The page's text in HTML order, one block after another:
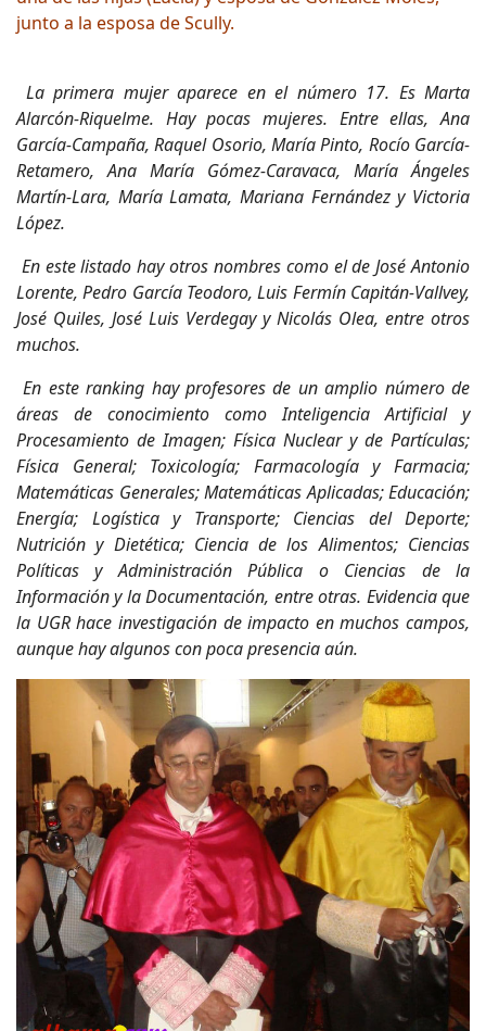
junto a la esposa de Scully.
La primera mujer aparece en el número 17. Es Marta
Alarcón-Riquelme. Hay pocas mujeres. Entre ellas, Ana
García-Campaña, Raquel Osorio, María Pinto, Rocío García-
Retamero, Ana María Gómez-Caravaca, María Ángeles
Martín-Lara, María Lamata, Mariana Fernández y Victoria
López.
En este listado hay otros nombres como el de José Antonio
Lorente, Pedro García Teodoro, Luis Fermín Capitán-Vallvey,
José Quiles, José Luis Verdegay y Nicolás Olea, entre otros
muchos.
En este ranking hay profesores de un amplio número de
áreas de conocimiento como Inteligencia Artificial y
Procesamiento de Imagen; Física Nuclear y de Partículas;
Física General; Toxicología; Farmacología y Farmacia;
Matemáticas Generales; Matemáticas Aplicadas; Educación;
Energía; Logística y Transporte; Ciencias del Deporte;
Nutrición y Dietética; Ciencia de los Alimentos; Ciencias
Políticas y Administración Pública o Ciencias de la
Información y la Documentación, entre otras. Evidencia que
la UGR hace investigación de impacto en muchos campos,
aunque hay algunos con poca presencia aún.